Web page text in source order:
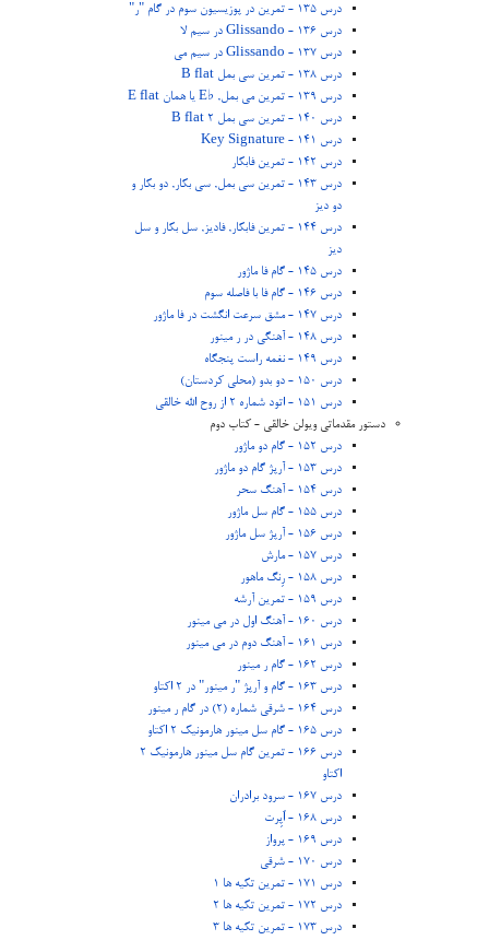
درس 135 - تمرین در پوزیسیون سوم در گام "ر"
درس 136 - Glissando در سیم لا
درس 137 - Glissando در سیم می
درس 138 - تمرین سی بمل B flat
درس 139 - تمرین می بمل, ♭E یا همان E flat
درس 140 - تمرین سی بمل 2 B flat
درس 141 - Key Signature
درس 142 - تمرین فابکار
درس 143 - تمرین سی بمل, سی بکار, دو بکار و
دو دیز
درس 144 - تمرین فابکار, فادیز, سل بکار و سل
دیز
درس 145 - گام فا ماژور
درس 146 - گام فا با فاصله سوم
درس 147 - مشق سرعت انگشت در فا ماژور
درس 148 - آهنگی در ر مینور
درس 149 - نغمه راست پنجگاه
درس 150 - دو بدو (محلی کردستان)
درس 151 - اتود شماره 2 از روح الله خالقی
دستور مقدماتی ویولن خالقی - کتاب دوم
درس 152 - گام دو ماژور
درس 153 - آرپژ گام دو ماژور
درس 154 - آهنگ سحر
درس 155 - گام سل ماژور
درس 156 - آرپژ سل ماژور
درس 157 - مارش
درس 158 - رِنگ ماهور
درس 159 - تمرین آرشه
درس 160 - آهنگ اول در می مینور
درس 161 - آهنگ دوم در می مینور
درس 162 - گام ر مینور
درس 163 - گام و آرپژ "ر مینور" در 2 اکتاو
درس 164 - شرقی شماره (2) در گام ر مینور
درس 165 - گام سل مینور هارمونیک 2 اکتاو
درس 166 - تمرین گام سل مینور هارمونیک 2
اکتاو
درس 167 - سرود برادران
درس 168 - اُپِرت
درس 169 - پرواز
درس 170 - شرقی
درس 171 - تمرین تکیه ها 1
درس 172 - تمرین تکیه ها 2
درس 173 - تمرین تکیه ها 3